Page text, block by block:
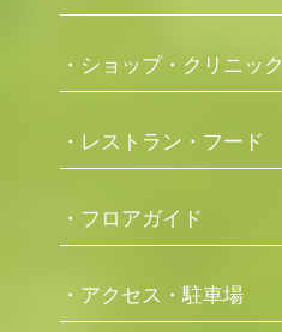
・ショップ・クリニック
・レストラン・フード
・フロアガイド
・アクセス・駐車場